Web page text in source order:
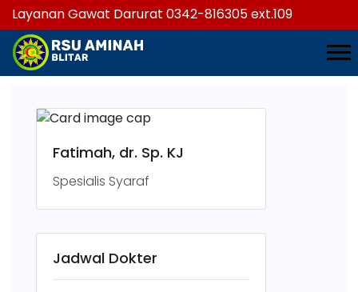
Layanan Gawat Darurat 0342-816305 ext.109
Fatimah, dr. Sp. KJ
Spesialis Syaraf
Jadwal Dokter